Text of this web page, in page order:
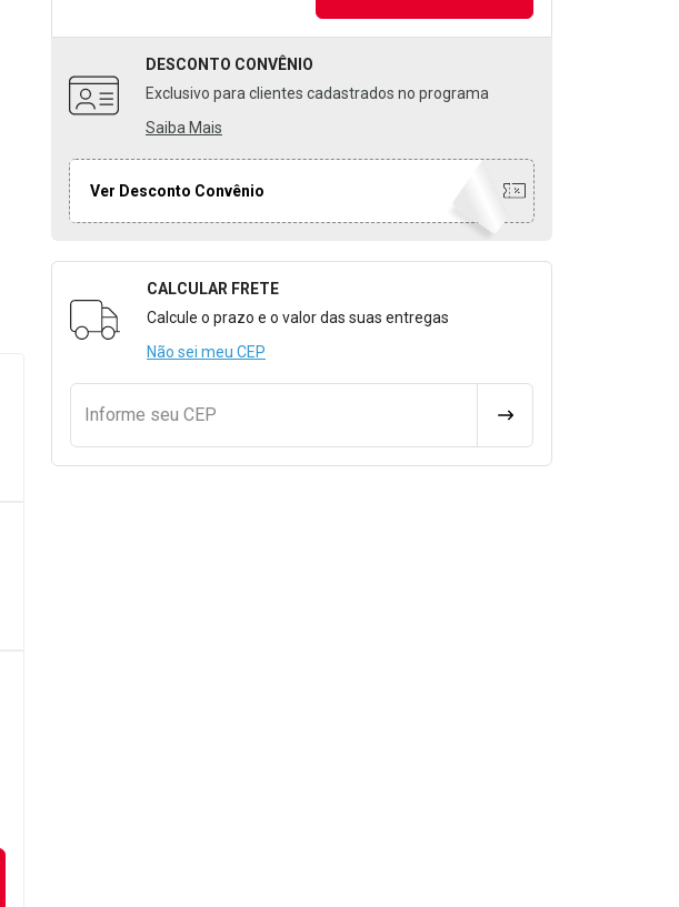
DESCONTO CONVÊNIO
Exclusivo para clientes cadastrados no programa
Saiba Mais
Ver Desconto Convênio
Formulário para Calcular o Frete
CALCULAR FRETE
Calcule o prazo e o valor das suas entregas
Não sei meu CEP
Informe seu CEP CALCULAR FRETE